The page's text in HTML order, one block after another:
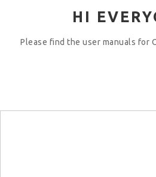
HI
Please find the user manuals for